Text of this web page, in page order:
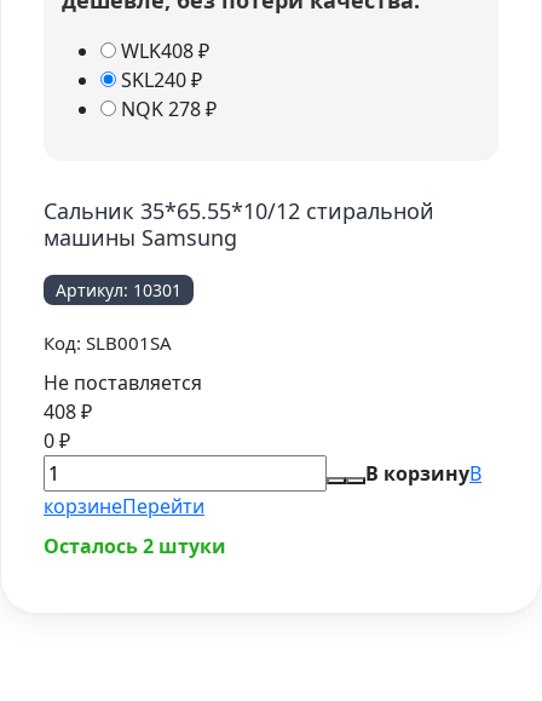
WLK408₽
SKL240₽
NQK278₽
Сальник 35*65.55*10/12 стиральной
машины Samsung
Артикул: 10301
Код: SLB001SA
Не поставляется
408₽
0₽
В корзинуВ
корзинеПерейти
Осталось 2 штуки